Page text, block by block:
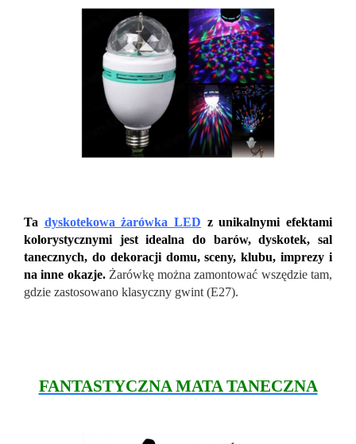
Ta dyskotekowa żarówka LED z unikalnymi efektami
kolorystycznymi jest idealna do barów, dyskotek, sal
tanecznych, do dekoracji domu, sceny, klubu, imprezy i
na inne okazje. Żarówkę można zamontować wszędzie tam,
gdzie zastosowano klasyczny gwint (E27).
FANTASTYCZNA MATA TANECZNA